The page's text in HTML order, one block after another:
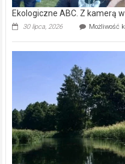
Ekologiczne ABC. Z kamerą
30 lipca, 2026 Możliwość